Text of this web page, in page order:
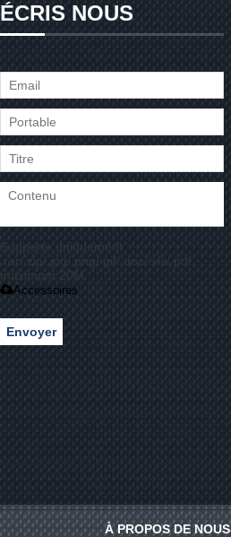
ÉCRIS NOUS
Supporte uniquement
.rar/.zip/.jpg/.png/.gif/.doc/.xls/.pdf,
maximum 20M
Accessoires
Envoyer
À PROPOS DE NOUS